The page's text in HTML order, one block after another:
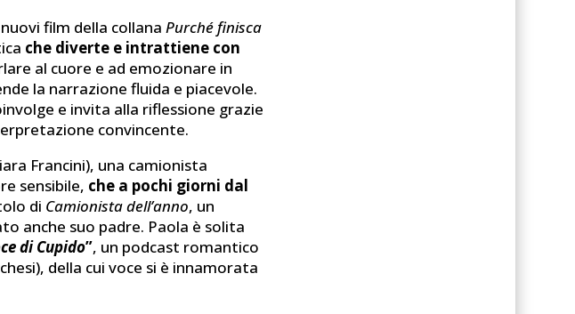
film della collanaPurché finisca
che diverte e intrattiene con
al cuore e ad emozionare in
la narrazione fluida e piacevole.
e invita alla riflessione grazie
convincente.
Francini), una camionista
sensibile, che a pochi giorni dal
di Camionista dell’anno, un
anche suo padre. Paola è solita
di Cupido”, un podcast romantico
della cui voce si è innamorata